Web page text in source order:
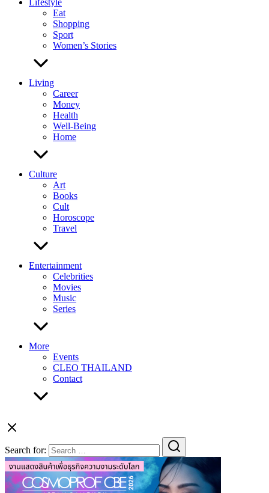
Lifestyle
Eat
Shopping
Sport
Women’s Stories
Living
Career
Money
Health
Well-Being
Home
Culture
Art
Books
Cult
Horoscope
Travel
Entertainment
Celebrities
Movies
Music
Series
More
Events
CLEO THAILAND
Contact
Search for: